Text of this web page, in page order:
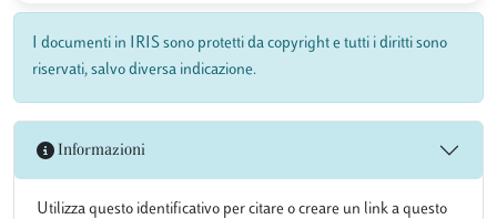
I documenti in IRIS sono protetti da copyright e tutti i diritti sono
riservati, salvo diversa indicazione.
Informazioni
Utilizza questo identificativo per citare o creare un link a questo